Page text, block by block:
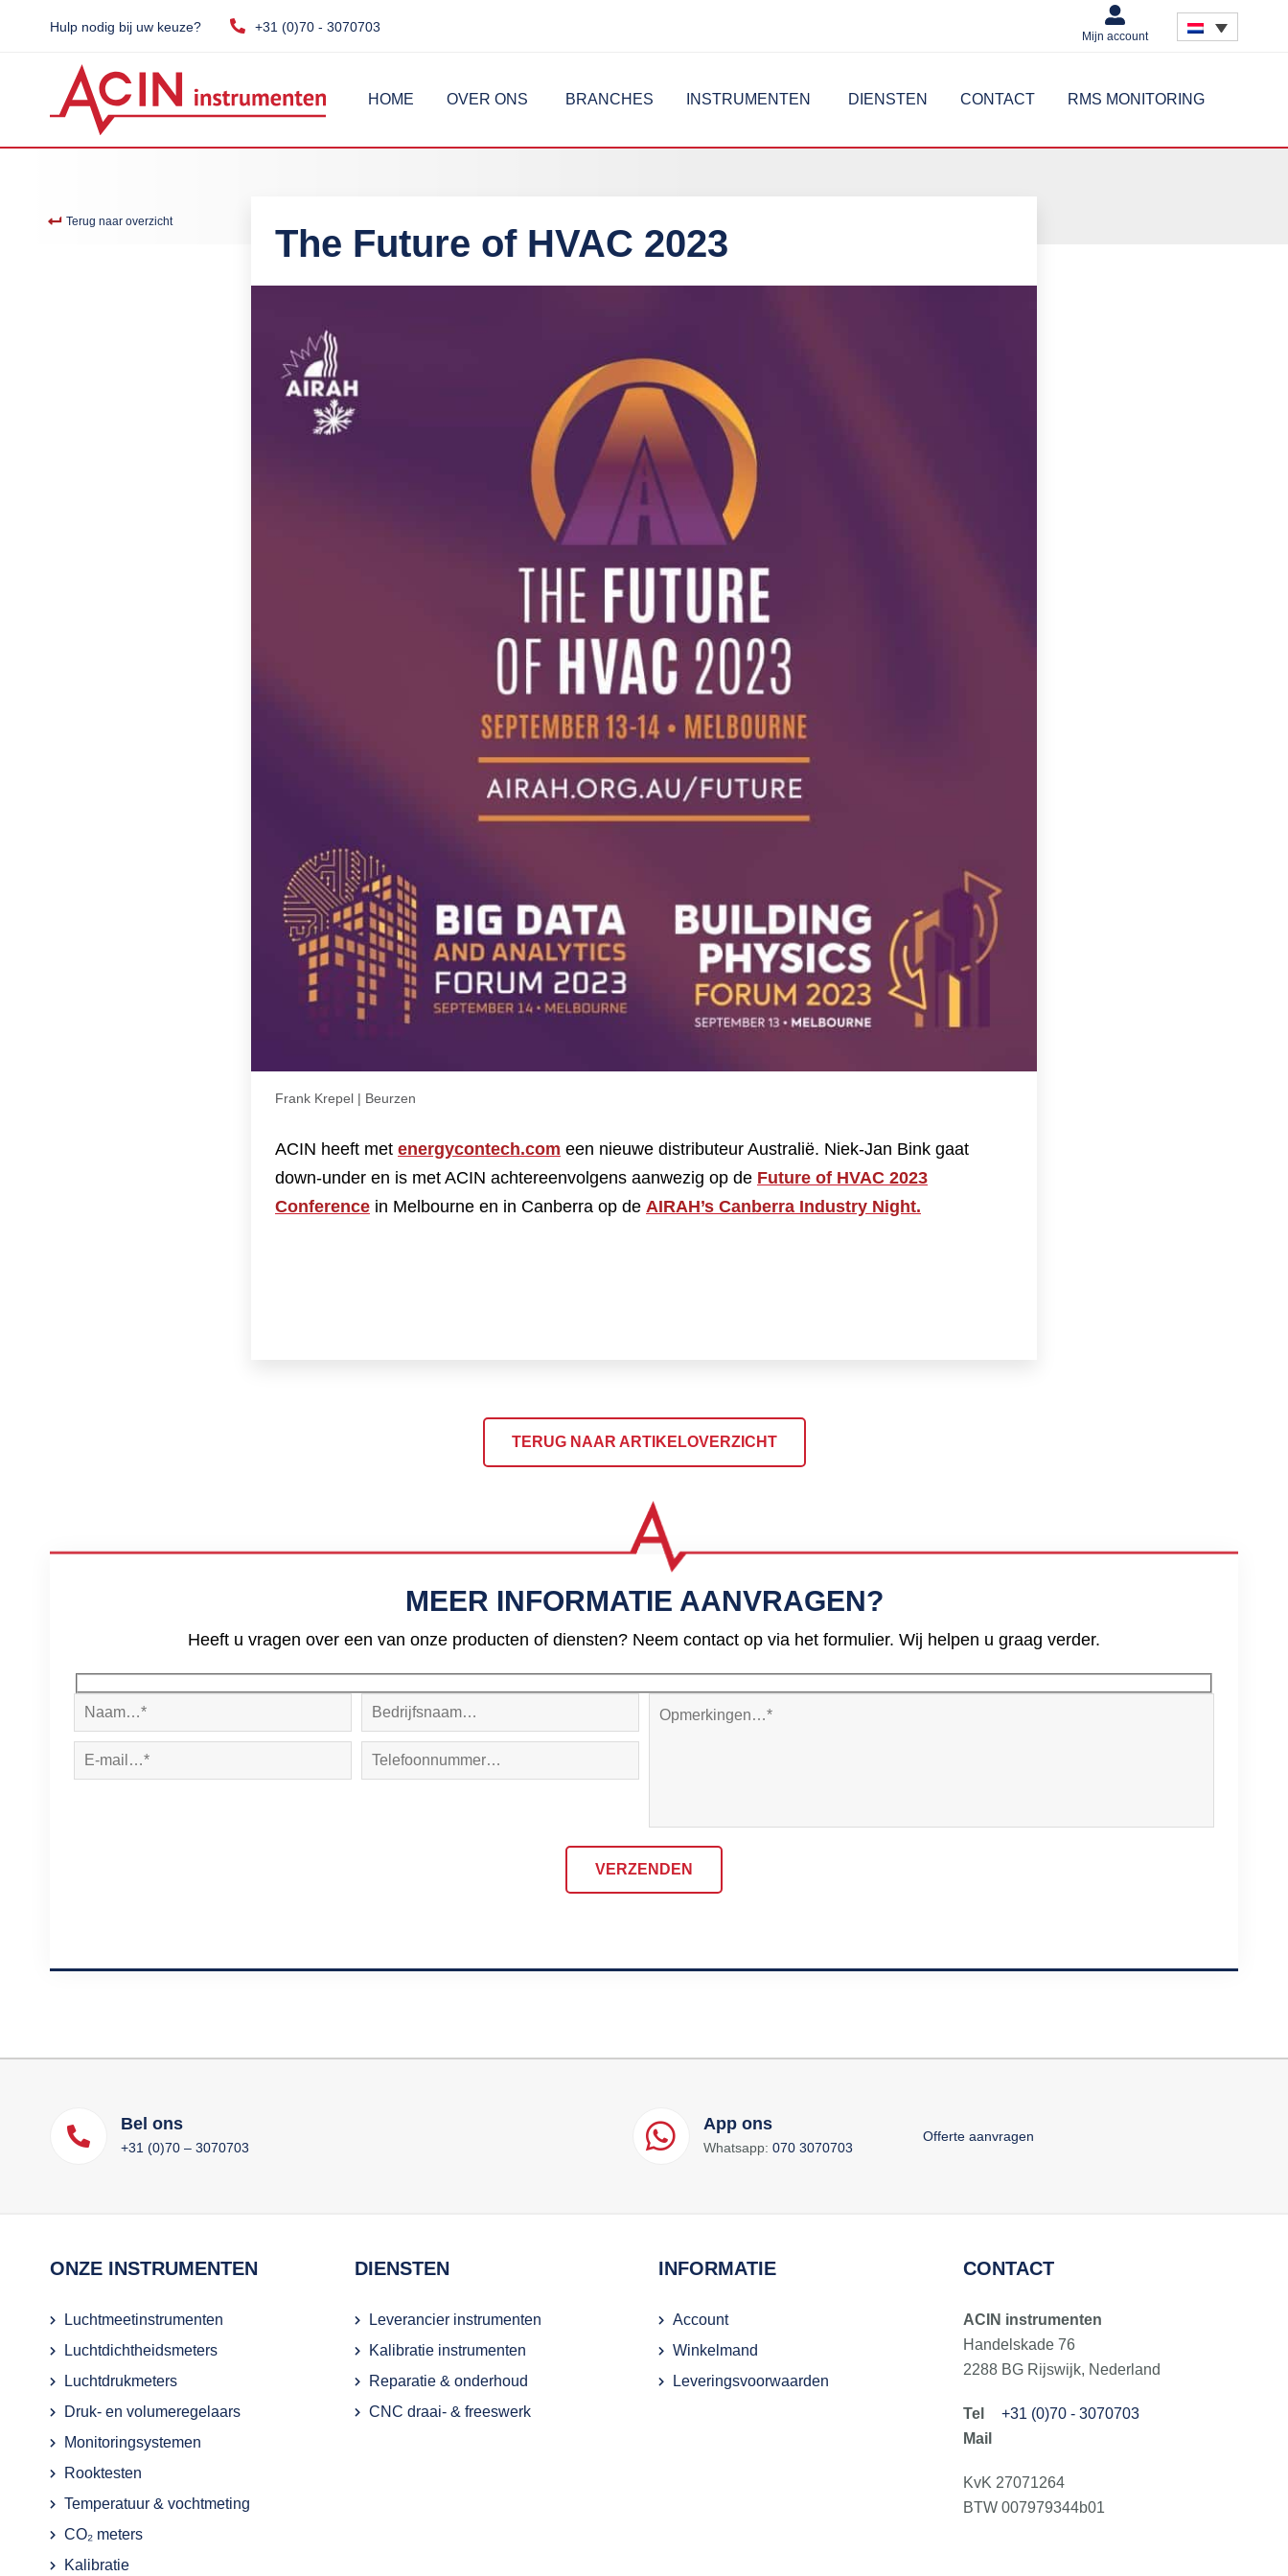
Hulp nodig bij uw keuze? +31 (0)70 - 3070703
Mijn account
HOME OVER ONS BRANCHES INSTRUMENTEN DIENSTEN CONTACT RMS MONITORING
Terug naar overzicht
The Future of HVAC 2023
Frank Krepel | Beurzen
ACIN heeft met energycontech.com een nieuwe distributeur Australië. Niek-Jan Bink gaat
down-under en is met ACIN achtereenvolgens aanwezig op de Future of HVAC 2023
Conference in Melbourne en in Canberra op de AIRAH’s Canberra Industry Night.
TERUG NAAR ARTIKELOVERZICHT
MEER INFORMATIE AANVRAGEN?
Heeft u vragen over een van onze producten of diensten? Neem contact op via het formulier. Wij helpen u graag verder.
VERZENDEN
Bel ons
+31 (0)70 – 3070703
App ons
Whatsapp: 070 3070703
Offerte aanvragen
ONZE INSTRUMENTEN
Luchtmeetinstrumenten
Luchtdichtheidsmeters
Luchtdrukmeters
Druk- en volumeregelaars
Monitoringsystemen
Rooktesten
Temperatuur & vochtmeting
CO₂ meters
Kalibratie
DIENSTEN
Leverancier instrumenten
Kalibratie instrumenten
Reparatie & onderhoud
CNC draai- & freeswerk
INFORMATIE
Account
Winkelmand
Leveringsvoorwaarden
CONTACT
ACIN instrumenten
Handelskade 76
2288 BG Rijswijk, Nederland
+31 (0)70 - 3070703
KvK 27071264
BTW 007979344b01